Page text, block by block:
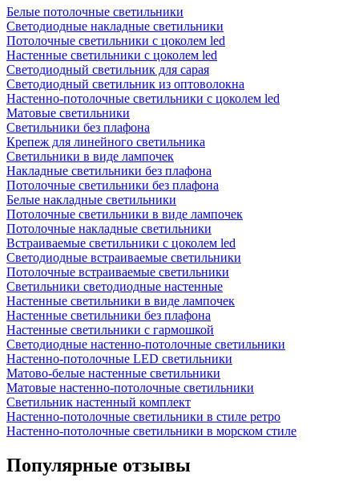
Белые потолочные светильники
Светодиодные накладные светильники
Потолочные светильники с цоколем led
Настенные светильники с цоколем led
Светодиодный светильник для сарая
Светодиодный светильник из оптоволокна
Настенно-потолочные светильники с цоколем led
Матовые светильники
Светильники без плафона
Крепеж для линейного светильника
Светильники в виде лампочек
Накладные светильники без плафона
Потолочные светильники без плафона
Белые накладные светильники
Потолочные светильники в виде лампочек
Потолочные накладные светильники
Встраиваемые светильники с цоколем led
Светодиодные встраиваемые светильники
Потолочные встраиваемые светильники
Светильники светодиодные настенные
Настенные светильники в виде лампочек
Настенные светильники без плафона
Настенные светильники с гармошкой
Светодиодные настенно-потолочные светильники
Настенно-потолочные LED светильники
Матово-белые настенные светильники
Матовые настенно-потолочные светильники
Светильник настенный комплект
Настенно-потолочные светильники в стиле ретро
Настенно-потолочные светильники в морском стиле
Популярные отзывы